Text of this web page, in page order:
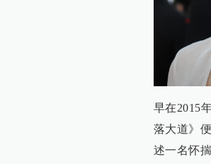
早在2015
落大道》
述一名怀